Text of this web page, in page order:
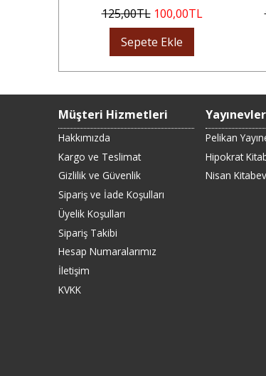
125,00TL 100,00TL
Sepete Ekle
Müşteri Hizmetleri
Hakkımızda
Kargo ve Teslimat
Gizlilik ve Güvenlik
Sipariş ve İade Koşulları
Üyelik Koşulları
Sipariş Takibi
Hesap Numaralarımız
İletişim
KVKK
Pelikan
Hipokrat
Nisan